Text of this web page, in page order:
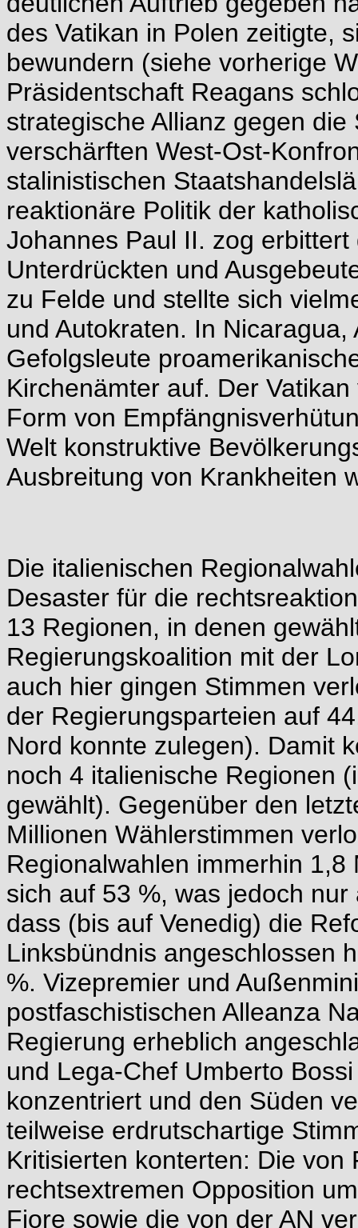
des Vatikan in Polen zeitigte,
bewundern (siehe vorherige
Präsidentschaft Reagans
strategische Allianz gegen
verschärften West-Ost-
stalinistischen
reaktionäre Politik der
Johannes Paul II. zog
Unterdrückten und
zu Felde und stellte sich
und Autokraten. In
Gefolgsleute
Kirchenämter auf. Der
Form von
Welt konstruktive
Ausbreitung von Krankheiten
Die italienischen
Desaster für die
13 Regionen, in denen
Regierungskoalition mit der
auch hier gingen Stimmen
der Regierungsparteien auf
Nord konnte zulegen). Damit
noch 4 italienische Regionen
gewählt). Gegenüber den
Millionen Wählerstimmen
Regionalwahlen immerhin
sich auf 53 %, was jedoch
dass (bis auf Venedig) die
Linksbündnis angeschlossen
%. Vizepremier und
postfaschistischen Alleanza
Regierung erheblich
und Lega-Chef Umberto
konzentriert und den Süden
teilweise erdrutschartige
Kritisierten konterten: Die
rechtsextremen Opposition
Fiore sowie die von der AN